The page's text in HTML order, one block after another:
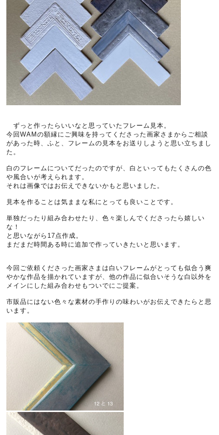
ずっと作ったらいいなと思っていたフレーム見本。
今回WAMの額縁にご興味を持ってくださった画家さまからご相談
があった時、ふと、フレームの見本をお送りしようと思い立ちまし
た。
白のフレームについてだったのですが、白といってもたくさんの色
や風合いが考えられます。
それは画像ではお伝えできないかもと思いました。
見本を作ることは気ままな私にとっても良いことです。
単独だったり組み合わせたり、色々楽しんでくださったら嬉しい
な！
と思いながら17点作成。
まだまだ時間ある時に追加で作っていきたいと思います。
今回ご依頼くださった画家さまは白いフレームがとっても似合う爽
やかな作品を描かれていますが、他の作品に似合いそうな白以外を
メインにした組み合わせもついでにご提案。
市販品にはない色々な素材の手作りの味わいがお伝えできたらと思
います。